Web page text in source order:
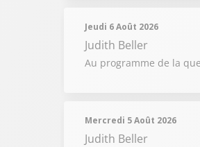
Jeudi 6 Août 2026
Judith Beller
Au programme de la
Mercredi 5 Août 2026
Judith Beller